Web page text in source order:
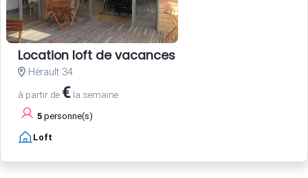
Location loft de vacances
Hérault 34
à partir de € la semaine
5 personne(s)
Loft